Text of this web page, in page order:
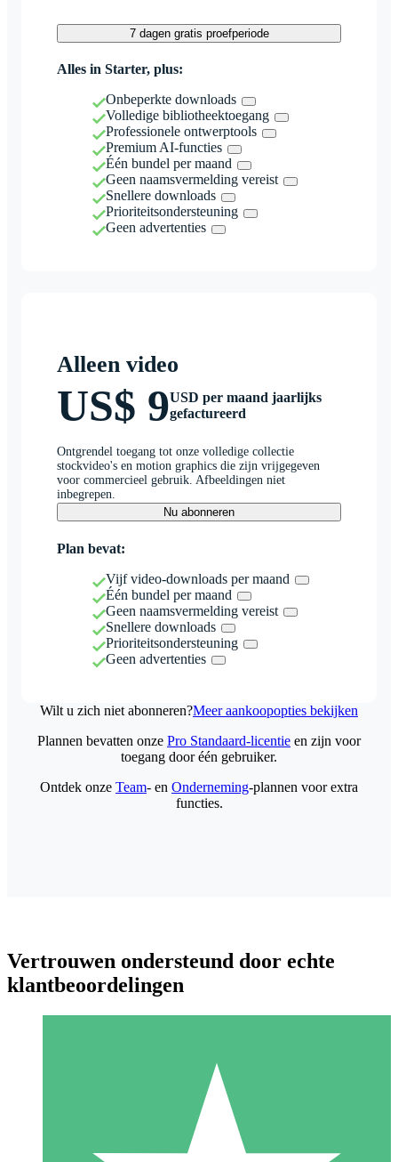
7 dagen gratis proefperiode
Alles in Starter, plus:
Onbeperkte downloads
Volledige bibliotheektoegang
Professionele ontwerptools
Premium AI-functies
Één bundel per maand
Geen naamsvermelding vereist
Snellere downloads
Prioriteitsondersteuning
Geen advertenties
Alleen video
US$ 9USD per maand jaarlijks
gefactureerd
Ontgrendel toegang tot onze volledige collectie
stockvideo's en motion graphics die zijn vrijgegeven
voor commercieel gebruik. Afbeeldingen niet
inbegrepen.
Nu abonneren
Plan bevat:
Vijf video-downloads per maand
Één bundel per maand
Geen naamsvermelding vereist
Snellere downloads
Prioriteitsondersteuning
Geen advertenties
Wilt u zich niet abonneren?Meer aankoopopties bekijken
Individuele Creditpakketten
Betaal per gebruik met downloadtegoeden. Geen maandelijkse
Plannen bevatten onze Pro Standaard-licentie en zijn voor
toegang door één gebruiker.
Ontdek onze Team- en Onderneming-plannen voor extra
functies.
Vertrouwen ondersteund door echte
klantbeoordelingen